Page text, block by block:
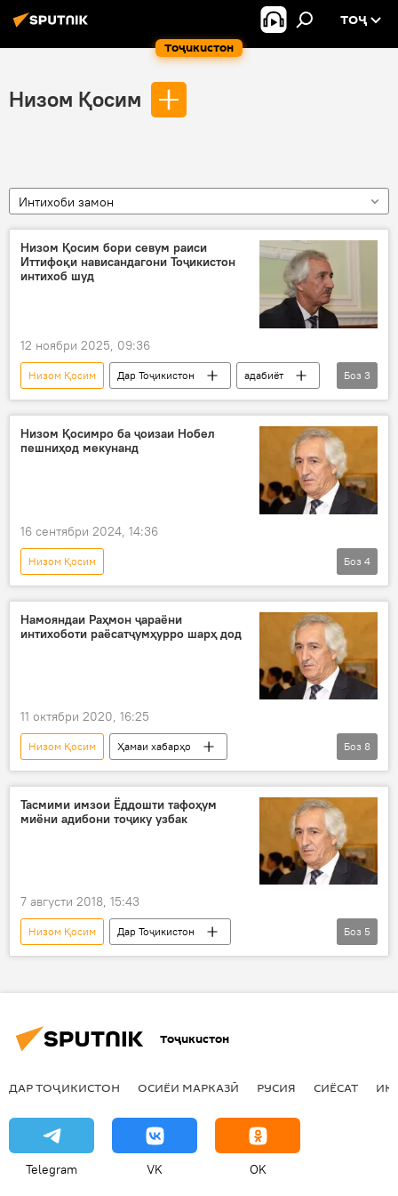
Тоҷикистон
ТОҶ
Низом Қосим
Интихоби замон
Низом Қосим бори севум раиси
Иттифоқи нависандагони Тоҷикистон
интихоб шуд
12 ноябри 2025, 09:36
Низом Қосим Дар Тоҷикистон
адабиёт
нависанда
Иттифоқи нависандагони Тоҷикистон
раҳбар
Боз 3
Низом Қосимро ба ҷоизаи Нобел
пешниҳод мекунанд
16 сентябри 2024, 14:36
Низом Қосим
Иттифоқи нависандагони Тоҷикистон
Ҷоизаи Нобел
раис
интихоб
Фарҳанг
Боз 4
Намояндаи Раҳмон ҷараёни
интихоботи раёсатҷумҳурро шарҳ дод
11 октябри 2020, 16:25
Низом Қосим
Ҳамаи хабарҳо
Дар Тоҷикистон
пойтахт
Иттифоқи нависандагони Тоҷикистон
раъй
КМИР
интихобот
Эмомалӣ Раҳмон
Боз 8
Тасмими имзои Ёддошти тафоҳум
миёни адибони тоҷику узбак
7 августи 2018, 15:43
Низом Қосим
Дар Тоҷикистон
Ҳамаи хабарҳо
ҳамкорӣ
Боз 5
Тоҷикистон
ДАР ТОҶИКИСТОН ОСИЁИ МАРКАЗӢ РУСИЯ СИЁСАТ
Telegram VK OK